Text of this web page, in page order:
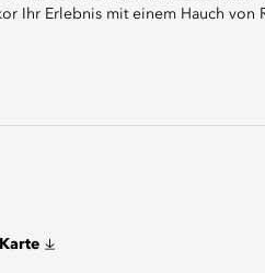
Ihr Erlebnis mit einem Hauch von